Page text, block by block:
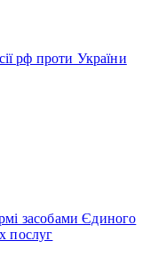
рф проти України
засобами Єдиного
послуг